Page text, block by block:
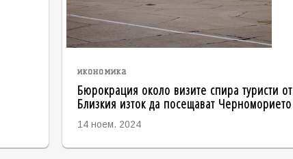
икономика
Бюрокрация около визите спира туристи от
Близкия изток да посещават Черноморието
14 ноем. 2024